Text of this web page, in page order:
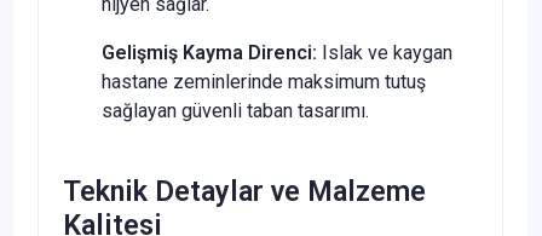
Gelişmiş Kayma Direnci: Islak ve kaygan
hastane zeminlerinde maksimum tutuş
sağlayan güvenli taban tasarımı.
Teknik Detaylar ve Malzeme
Kalitesi